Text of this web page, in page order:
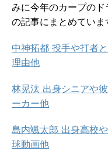
みに今年のカープの
の記事にまとめていま
中神拓都 投手や打者
理由他
林晃汰 出身シニアや
ーカー他
島内颯太郎 出身高校
球動画他